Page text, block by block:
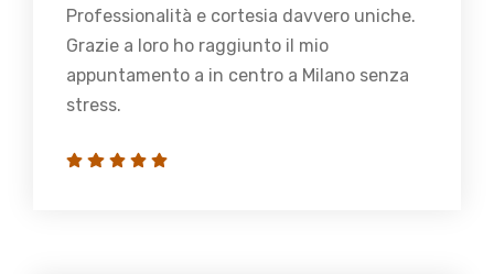
Professionalità e cortesia davvero uniche.
Grazie a loro ho raggiunto il mio
appuntamento a in centro a Milano senza
stress.